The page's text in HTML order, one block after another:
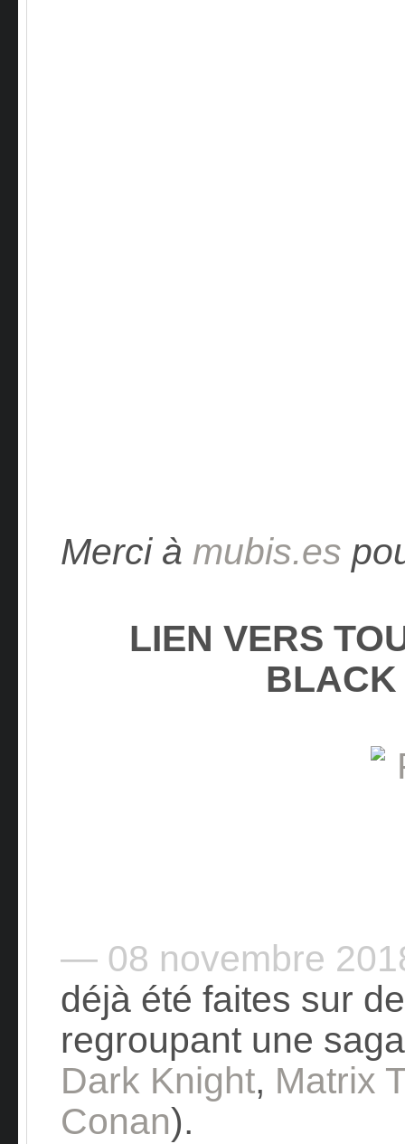
Merci à mubis.es
LIEN VERS
— 08 novembre
déjà été faites sur
regroupant une
Dark Knight, Matrix
Conan).